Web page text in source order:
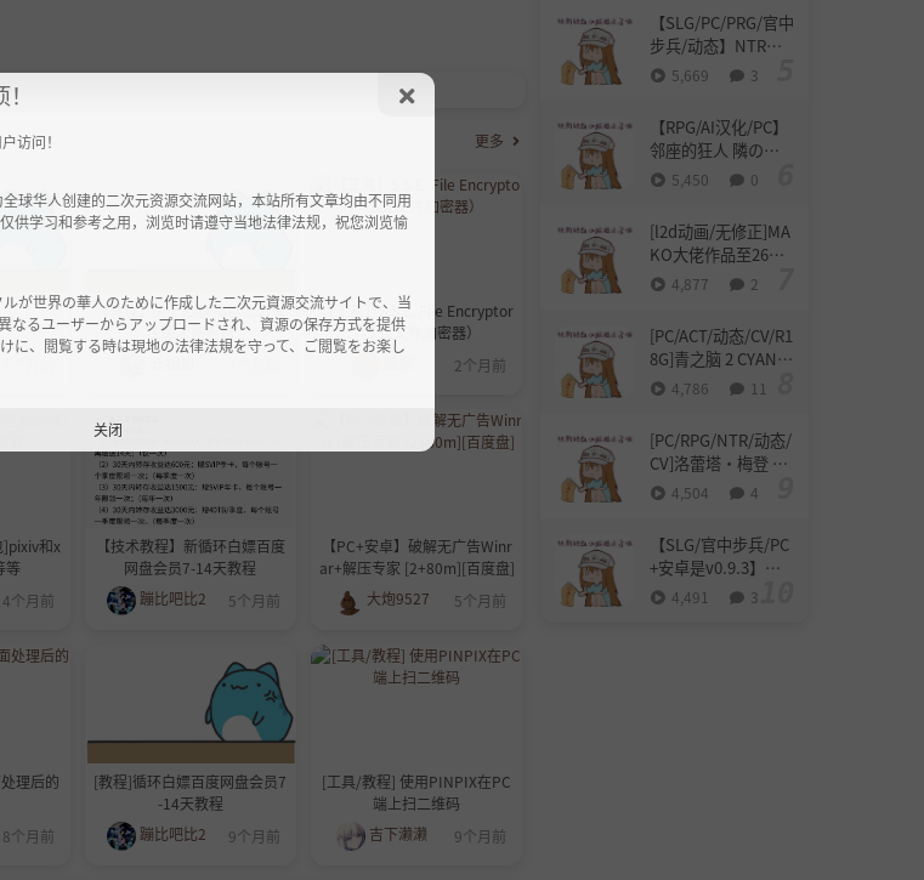
更多
【教程】关于joi模拟器怎么解
决医术师报错
【工具】S.S.E. File Encryptor
（SSE文件加密器）
2个月前
]pixiv和x
4个月前
【技术教程】新循环白嫖百度
网盘会员7-14天教程
蹦比吧比2
5个月前
【PC+安卓】破解无广告Winr
ar+解压专家 [2+80m][百度盘]
大炮9527
5个月前
理后的
8个月前
[教程]循环白嫖百度网盘会员7
-14天教程
蹦比吧比2
9个月前
[工具/教程] 使用PINPIX在PC
端上扫二维码
吉下濑濑
9个月前
【SLG/PC/PRG/官中
步兵/动态】NTR办
公室 NTR office v20
260728 全回想【544
5,669 3
【RPG/AI汉化/PC】
邻座的狂人 隣の狂
人 自带全回想【1.8
5,450 0
[l2d动画/无修正]MA
KO大佬作品至26年7
月(2V/643M)
4,877 2
[PC/ACT/动态/CV/R1
8G]青之脑 2 CYAN B
RAIN 2 demo[1.2G]
4,786 11
[PC/RPG/NTR/动态/
CV]洛蕾塔·梅登 ～
适合率0%的劣等兵
～ ロレッタ・メイ
デン 適合率0%の劣
等兵 v1.04 AI汉化版
带回想解放 [5.3G]
4,504 4
【SLG/官中步兵/PC
+安卓是v0.9.3】妈
妈为何这样 He Maid
Her Fall v0.9.3【4.4
4,491 3
访问！
球华人创建的二次元资源交流网站，本站所有文章均由不同用
供学习和参考之用，浏览时请遵守当地法律法规，祝您浏览愉
が世界の華人のために作成した二次元資源交流サイトで、当
なるユーザーからアップロードされ、資源の保存方式を提供
に、閲覧する時は現地の法律法規を守って、ご閲覧をお楽し
关闭